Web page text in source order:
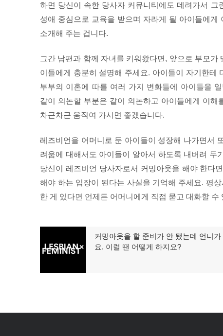
하면 당신이 속한 당사자 커뮤니티에도 데려가서 그
성애 중심으로 교육을 받으며 자라게 될 아이들에게
소개해 주는 겁니다.
그간 남편과 함께 자녀를 키워왔다면, 앞으로 부모
이들에게 충분히 설명해 주세요. 아이들이 자기한테
부부의 이혼에 따를 여러 가지 변화들에 아이들을
같이 의논할 부분은 같이 의논하고 아이들에게 이해
차근차근 움직여 가시면 좋겠습니다.
레즈비언을 어머니로 둔 아이들이 성장해 나가면서
려움에 대해서도 아이들이 알아서 하도록 내버려 두
당신이 레즈비언 당사자로서 커밍아웃을 해야 한다
해야 하는 입장이 된다는 사실을 기억해 주세요. 평
한 게 있다면 언제든 어머니에게 직접 묻고 대화할
탐
색
전
커밍아웃을 할 준비가 안 됐는데 언니
요. 이럴 땐 어떻게 하지요?